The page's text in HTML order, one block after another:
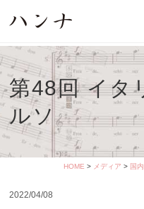
第48回 イタ
ルソ
HOME > メディア > 国
2022/04/08